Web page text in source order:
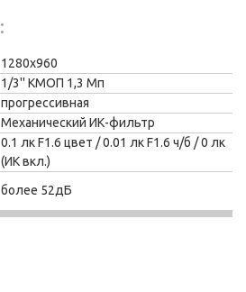
1280х960
1/3'' КМОП 1,3 Мп
прогрессивная
Механический ИК-фильтр
0.1 лк F1.6 цвет / 0.01 лк F1.6 ч/б / 0 лк
(ИК вкл.)
более 52дБ